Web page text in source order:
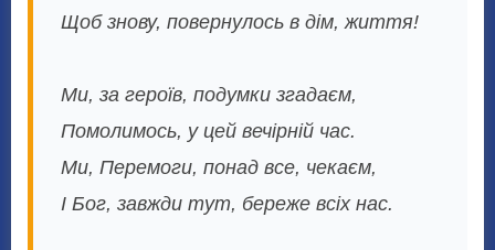
Щоб знову, повернулось в дім, життя!
Ми, за героїв, подумки згадаєм,
Помолимось, у цей вечірній час.
Ми, Перемоги, понад все, чекаєм,
І Бог, завжди тут, береже всіх нас.